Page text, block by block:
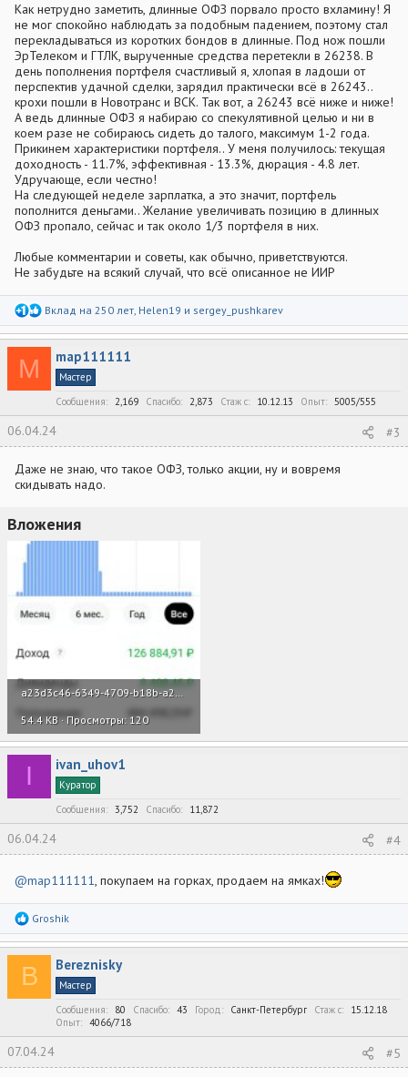
Как нетрудно заметить, длинные ОФЗ порвало просто вхламину! Я
не мог спокойно наблюдать за подобным падением, поэтому стал
перекладываться из коротких бондов в длинные. Под нож пошли
ЭрТелеком и ГТЛК, вырученные средства перетекли в 26238. В
день пополнения портфеля счастливый я, хлопая в ладоши от
перспектив удачной сделки, зарядил практически всё в 26243..
крохи пошли в Новотранс и ВСК. Так вот, а 26243 всё ниже и ниже!
А ведь длинные ОФЗ я набираю со спекулятивной целью и ни в
коем разе не собираюсь сидеть до талого, максимум 1-2 года.
Прикинем характеристики портфеля.. У меня получилось: текущая
доходность - 11.7%, эффективная - 13.3%, дюрация - 4.8 лет.
Удручающе, если честно!
На следующей неделе зарплатка, а это значит, портфель
пополнится деньгами.. Желание увеличивать позицию в длинных
ОФЗ пропало, сейчас и так около 1/3 портфеля в них.
Любые комментарии и советы, как обычно, приветствуются.
Не забудьте на всякий случай, что всё описанное не ИИР
Р
а
к
Вклад на 250 лет, Helen19 и sergey_pushkarev
M map111111
Мастер
Сообщения
2,169 Спасибо 2,873 Стаж c 10.12.13 Опыт 5005/555
06.04.24 #3
Даже не знаю, что такое ОФЗ, только акции, ну и вовремя
скидывать надо.
Вложения
54.4 KB · Просмотры: 120
I ivan_uhov1
Куратор
Сообщения
3,752 Спасибо 11,872
06.04.24 #4
@map111111, покупаем на горках, продаем на ямках!
Р
а
к
ц
и
Groshik
B Bereznisky
Мастер
Сообщения
80 Спасибо 43 Город Санкт-Петербург Стаж c
15.12.18
Опыт
4066/718
07.04.24 #5